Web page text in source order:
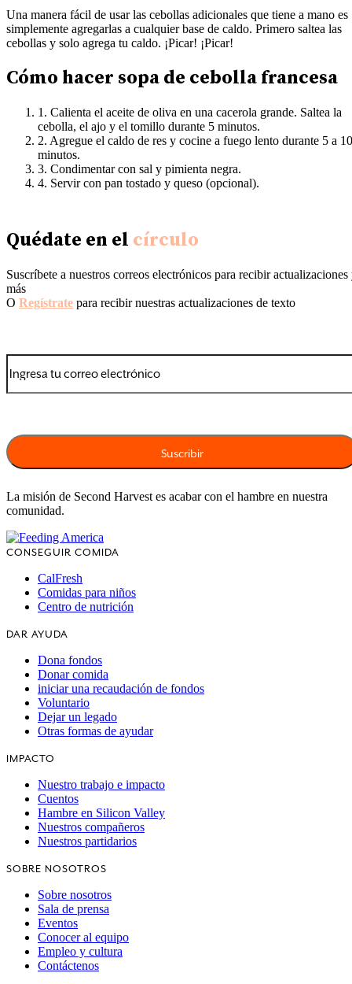
Una manera fácil de usar las cebollas adicionales que tiene a mano es
simplemente agregarlas a cualquier base de caldo. Primero saltea las
cebollas y solo agrega tu caldo. ¡Picar! ¡Picar!
Cómo hacer sopa de cebolla francesa
1. Calienta el aceite de oliva en una cacerola grande. Saltea la
cebolla, el ajo y el tomillo durante 5 minutos.
2. Agregue el caldo de res y cocine a fuego lento durante 5 a 10
minutos.
3. Condimentar con sal y pimienta negra.
4. Servir con pan tostado y queso (opcional).
Quédate en el círculo
Suscríbete a nuestros correos electrónicos para recibir actualizaciones
más
O Regístrate para recibir nuestras actualizaciones de texto
La misión de Second Harvest es acabar con el hambre en nuestra
comunidad.
CONSEGUIR COMIDA
CalFresh
Comidas para niños
Centro de nutrición
DAR AYUDA
Dona fondos
Donar comida
iniciar una recaudación de fondos
Voluntario
Dejar un legado
Otras formas de ayudar
IMPACTO
Nuestro trabajo e impacto
Cuentos
Hambre en Silicon Valley
Nuestros compañeros
Nuestros partidarios
SOBRE NOSOTROS
Sobre nosotros
Sala de prensa
Eventos
Conocer al equipo
Empleo y cultura
Contáctenos